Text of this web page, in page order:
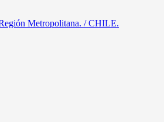
Metropolitana. / CHILE.